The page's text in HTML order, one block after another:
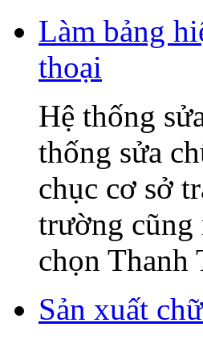
Làm bảng
thoại
Hệ thống
thống sửa
chục cơ sở
trường
chọn Thanh
Sản xuất